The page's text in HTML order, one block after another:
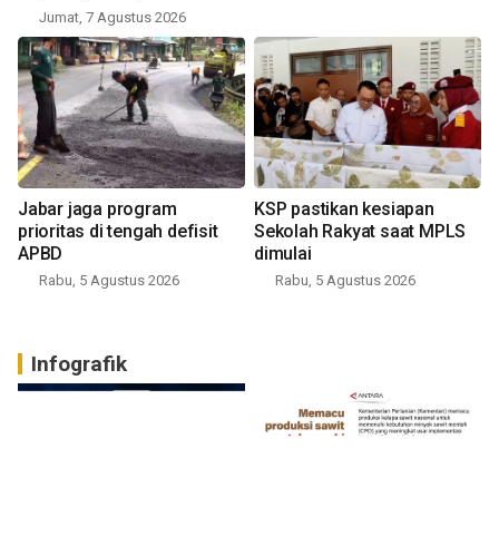
Jumat, 7 Agustus 2026
Jabar jaga program
prioritas di tengah defisit
APBD
Rabu, 5 Agustus 2026
KSP pastikan kesiapan
Sekolah Rakyat saat MPLS
dimulai
Rabu, 5 Agustus 2026
Infografik